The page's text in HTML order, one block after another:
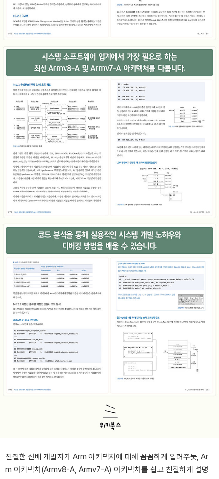
친절한 선배 개발자가 Arm 아키텍처에 대해 꼼꼼하게 알려주듯, Ar
m 아키텍처(Armv8-A, Armv7-A) 아키텍처를 쉽고 친절하게 설명